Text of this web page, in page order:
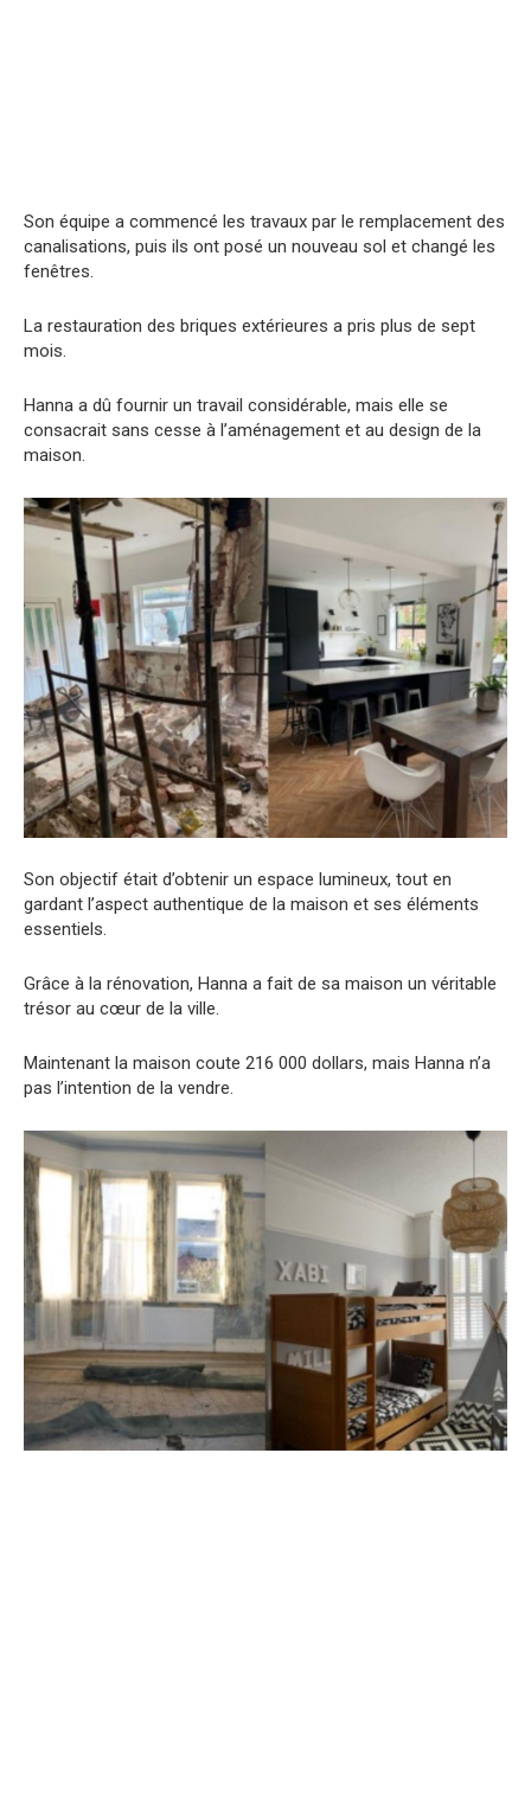
Son équipe a commencé les travaux par le remplacement des
canalisations, puis ils ont posé un nouveau sol et changé les
fenêtres.
La restauration des briques extérieures a pris plus de sept
mois.
Hanna a dû fournir un travail considérable, mais elle se
consacrait sans cesse à l’aménagement et au design de la
maison.
Son objectif était d’obtenir un espace lumineux, tout en
gardant l’aspect authentique de la maison et ses éléments
essentiels.
Grâce à la rénovation, Hanna a fait de sa maison un véritable
trésor au cœur de la ville.
Maintenant la maison coute 216 000 dollars, mais Hanna n’a
pas l’intention de la vendre.